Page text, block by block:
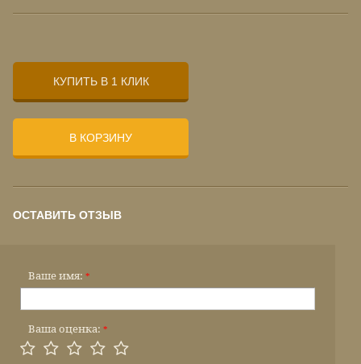
КУПИТЬ В 1 КЛИК
В КОРЗИНУ
ОСТАВИТЬ ОТЗЫВ
Ваше имя: *
Ваша оценка: *